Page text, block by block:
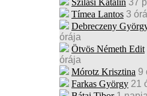
Szilasi Katalin 37
Tímea Lantos 3
Debreczeny
órája
Ötvös Németh Edit
órája
Mórotz Krisztina 9
Farkas György 21